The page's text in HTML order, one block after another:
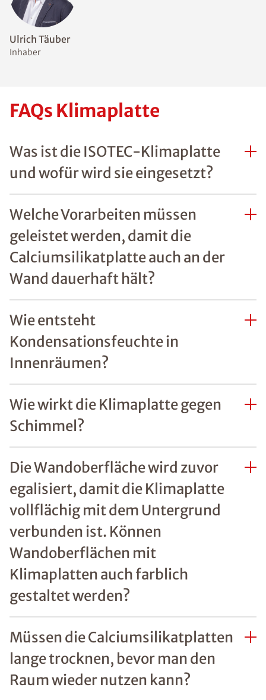
Ulrich Täuber
Inhaber
FAQs Klimaplatte
Was ist die ISOTEC-Klimaplatte
und wofür wird sie eingesetzt?
Welche Vorarbeiten müssen
geleistet werden, damit die
Calciumsilikatplatte auch an der
Wand dauerhaft hält?
Wie entsteht
Kondensationsfeuchte in
Innenräumen?
Wie wirkt die Klimaplatte gegen
Schimmel?
Die Wandoberfläche wird zuvor
egalisiert, damit die Klimaplatte
vollflächig mit dem Untergrund
verbunden ist. Können
Wandoberflächen mit
Klimaplatten auch farblich
gestaltet werden?
Müssen die Calciumsilikatplatten
lange trocknen, bevor man den
Raum wieder nutzen kann?